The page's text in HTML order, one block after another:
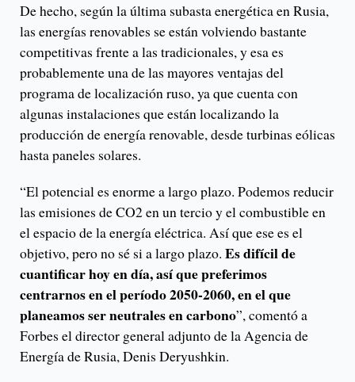
De hecho, según la última subasta energética en Rusia,
las energías renovables se están volviendo bastante
competitivas frente a las tradicionales, y esa es
probablemente una de las mayores ventajas del
programa de localización ruso, ya que cuenta con
algunas instalaciones que están localizando la
producción de energía renovable, desde turbinas eólicas
hasta paneles solares.
“El potencial es enorme a largo plazo. Podemos reducir
las emisiones de CO2 en un tercio y el combustible en
el espacio de la energía eléctrica. Así que ese es el
objetivo, pero no sé si a largo plazo. Es difícil de
cuantificar hoy en día, así que preferimos
centrarnos en el período 2050-2060, en el que
planeamos ser neutrales en carbono”, comentó a
Forbes el director general adjunto de la Agencia de
Energía de Rusia, Denis Deryushkin.